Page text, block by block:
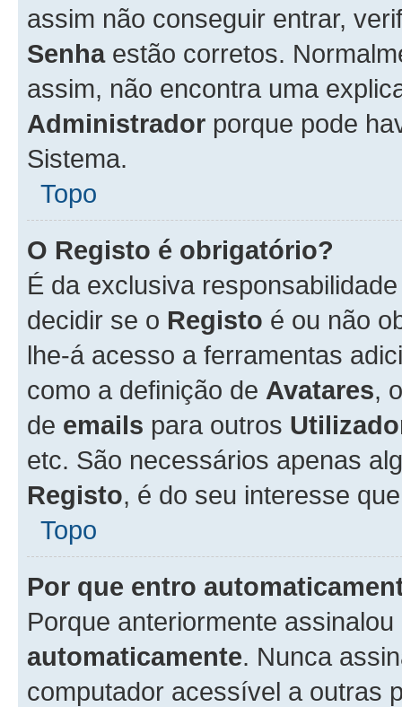
assim não conseguir entrar,
Senhaestão corretos.
assim, não encontra uma
Administrador porque pode
Sistema.
Topo
O Registo é obrigatório?
É da exclusiva
decidir se o Registo é ou não
lhe-á acesso a ferramentas
como a definição de Avatares,
de emails para outros
etc. São necessários apenas
Registo, é do seu interesse
Topo
Por que entro
Porque anteriormente
automaticamente. Nunca
computador acessível a outras